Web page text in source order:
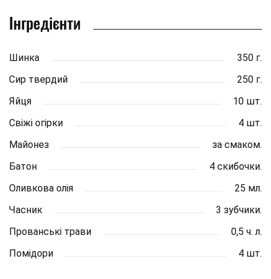
Інгредієнти
Шинка
350 г.
Сир твердий
250 г.
Яйця
10 шт.
Свіжі огірки
4 шт.
Майонез
за смаком.
Батон
4 скибочки.
Оливкова олія
25 мл.
Часник
3 зубчики.
Прованські трави
0,5 ч. л.
Помідори
4 шт.